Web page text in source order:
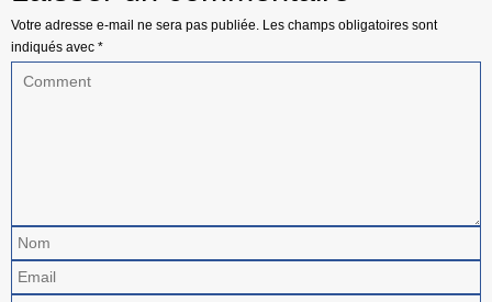
Votre adresse e-mail ne sera pas publiée. Les champs obligatoires sont
indiqués avec *